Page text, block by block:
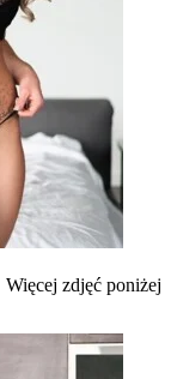
Więcej zdjęć poniżej